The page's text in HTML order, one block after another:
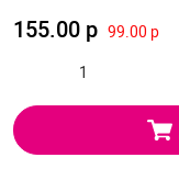
155.00 р 99.00 р